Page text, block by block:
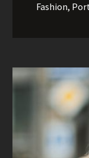
Fashion,